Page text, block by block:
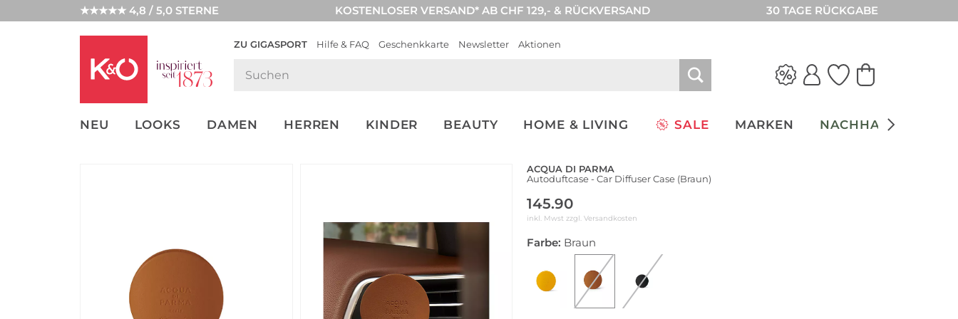
★★★★★ 4,8 / 5,0 STERNE KOSTENLOSER VERSAND* AB CHF 129,- & RÜCKVERSAND 30 TAGE RÜCKGABE
ZU GIGASPORT Hilfe & FAQ Geschenkkarte Newsletter Aktionen
NEU LOOKS DAMEN HERREN KINDER BEAUTY HOME & LIVING SALE MARKEN NACHHALTIGKEIT
NEW IN
WEDDING
ACQUA DI PARMA
Autoduftcase - Car Diffuser Case (Braun)
145.90
inkl. Mwst zzgl. Versandkosten
Farbe: Braun